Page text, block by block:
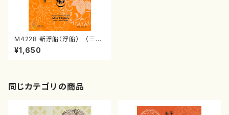
M4228 新浮船（浮船） （三絃/
宮城道雄著・宮城宗家監修/三絃
古典楽譜）
¥1,650
同じカテゴリの商品